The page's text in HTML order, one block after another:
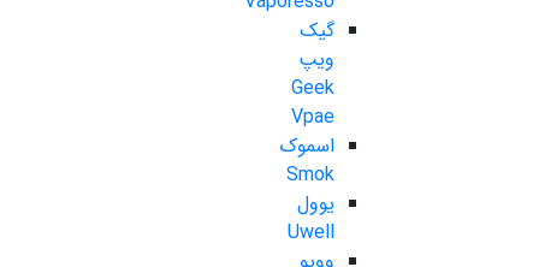
گیک
ویپ
Geek
Vpae
اسموک
Smok
یوول
Uwell